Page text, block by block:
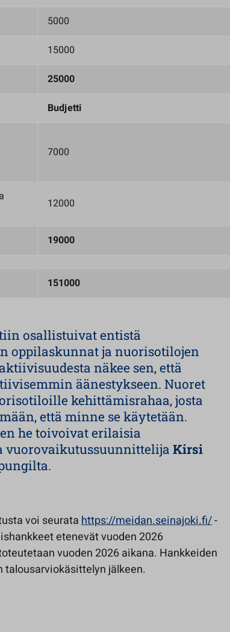
5000
15000
25000
Budjetti
7000
12000
19000
151000
osallistuivat entistä
oppilaskunnat ja nuorisotilojen
näkee sen, että
äänestykseen. Nuoret
kehittämisrahaa, josta
että minne se käytetään.
he toivoivat erilaisia
vuorovaikutussuunnittelija Kirsi
voi seuratahttps://meidan.seinajoki.fi/-
etenevät vuoden 2026
vuoden 2026 aikana. Hankkeiden
jälkeen.